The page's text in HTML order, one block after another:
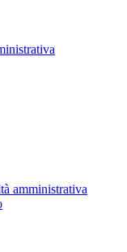
amministrativa